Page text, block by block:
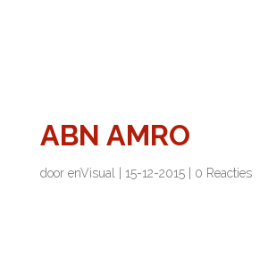
ABN AMRO
door enVisual 15-12-2015| 0 Reacties